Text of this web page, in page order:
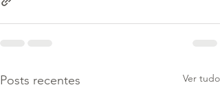
Posts recentes Ver tudo